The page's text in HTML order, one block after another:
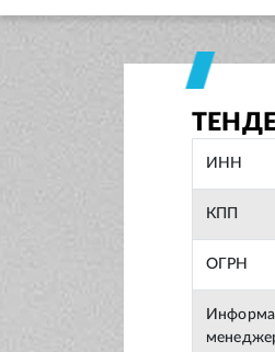
ИНН
КПП
ОГРН